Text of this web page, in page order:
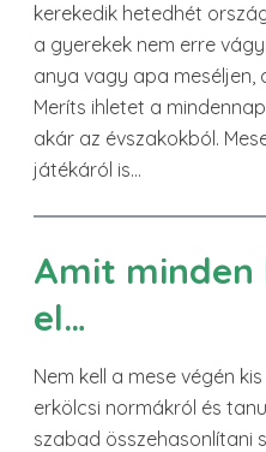
kerekedik hetedhét
a gyerekek nem erre
anya vagy apa meséljen,
Meríts ihletet a
akár az évszakokból.
játékáról is…
Amit minden
el…
Nem kell a mese végén
erkölcsi normákról és
szabad összehasonlítani